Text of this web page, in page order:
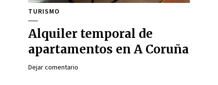
TURISMO
Alquiler temporal de
apartamentos en A Coruña
Dejar comentario